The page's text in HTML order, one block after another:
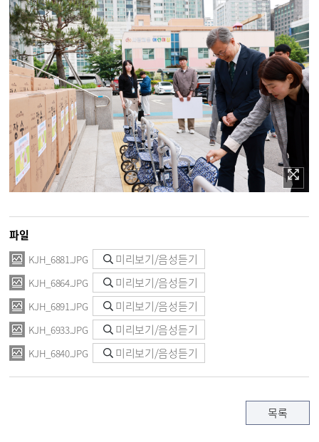
파일
KJH_6881.JPG 미리보기/음성듣기
KJH_6864.JPG 미리보기/음성듣기
KJH_6891.JPG 미리보기/음성듣기
KJH_6933.JPG 미리보기/음성듣기
KJH_6840.JPG 미리보기/음성듣기
목록